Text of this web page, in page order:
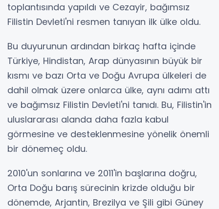
toplantısında yapıldı ve Cezayir, bağımsız
Filistin Devleti'ni resmen tanıyan ilk ülke oldu.
Bu duyurunun ardından birkaç hafta içinde
Türkiye, Hindistan, Arap dünyasının büyük bir
kısmı ve bazı Orta ve Doğu Avrupa ülkeleri de
dahil olmak üzere onlarca ülke, aynı adımı attı
ve bağımsız Filistin Devleti'ni tanıdı. Bu, Filistin'in
uluslararası alanda daha fazla kabul
görmesine ve desteklenmesine yönelik önemli
bir dönemeç oldu.
2010'un sonlarına ve 2011'in başlarına doğru,
Orta Doğu barış sürecinin krizde olduğu bir
dönemde, Arjantin, Brezilya ve Şili gibi Güney